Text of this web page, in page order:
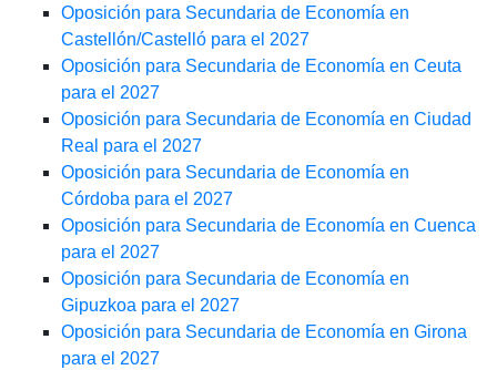
Oposición para Secundaria de Economía en
Castellón/Castelló para el 2027
Oposición para Secundaria de Economía en Ceuta
para el 2027
Oposición para Secundaria de Economía en Ciudad
Real para el 2027
Oposición para Secundaria de Economía en
Córdoba para el 2027
Oposición para Secundaria de Economía en Cuenca
para el 2027
Oposición para Secundaria de Economía en
Gipuzkoa para el 2027
Oposición para Secundaria de Economía en Girona
para el 2027